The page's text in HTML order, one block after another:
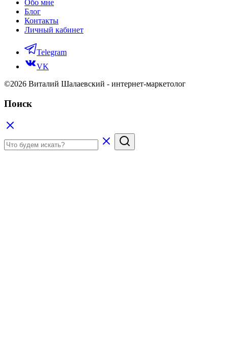
Обо мне
Блог
Контакты
Личный кабинет
Telegram
VK
©2026 Виталий Шалаевский - интернет-маркетолог
Поиск